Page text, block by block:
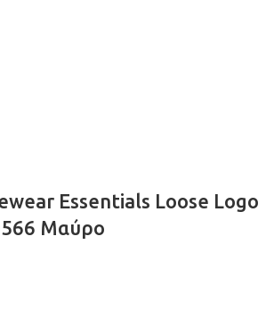
Essentials Loose Logo
Μαύρο